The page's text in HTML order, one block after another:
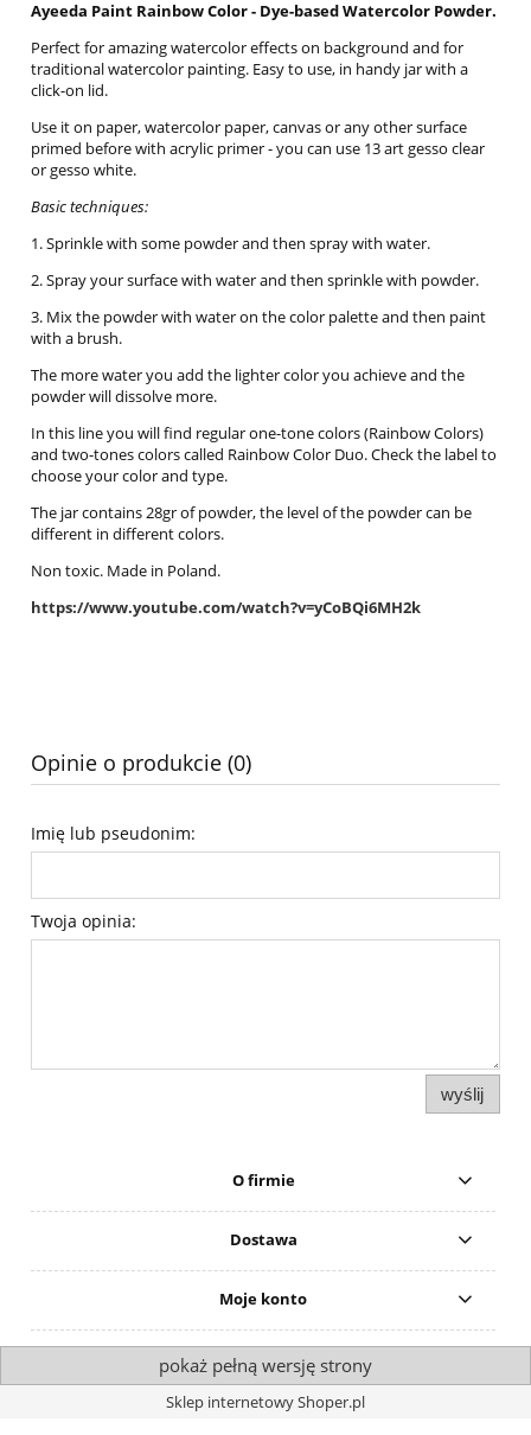
Ayeeda Paint Rainbow Color - Dye-based Watercolor Powder.
Perfect for amazing watercolor effects on background and for
traditional watercolor painting. Easy to use, in handy jar with a
click-on lid.
Use it on paper, watercolor paper, canvas or any other surface
primed before with acrylic primer - you can use 13 art gesso clear
or gesso white.
Basic techniques:
1. Sprinkle with some powder and then spray with water.
2. Spray your surface with water and then sprinkle with powder.
3. Mix the powder with water on the color palette and then paint
with a brush.
The more water you add the lighter color you achieve and the
powder will dissolve more.
In this line you will find regular one-tone colors (Rainbow Colors)
and two-tones colors called Rainbow Color Duo. Check the label to
choose your color and type.
The jar contains 28gr of powder, the level of the powder can be
different in different colors.
Non toxic. Made in Poland.
https://www.youtube.com/watch?v=yCoBQi6MH2k
Opinie o produkcie (0)
Imię lub pseudonim:
Twoja opinia:
wyślij
O firmie
Dostawa
Moje konto
pokaż pełną wersję strony
Sklep internetowy Shoper.pl